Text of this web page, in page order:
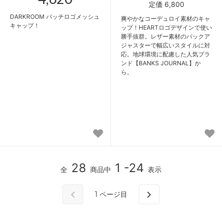
DARKROOM パッチロゴメッシュ
キャップ！
定価 6,800
爽やかなコーデュロイ素材のキャ
ップ！HEARTロゴデザインで使い
勝手抜群。レザー素材のバックア
ジャスターで幅広いスタイルに対
応。地球環境に配慮した人気ブラ
ンド【BANKS JOURNAL】か
ら。
全 28 商品中 1 -24 表示
1 ページ目